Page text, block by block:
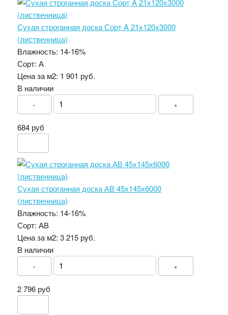
Сухая строганная доска Сорт A 21х120х3000
(лиственница)
Влажность: 14-16%
Сорт: А
Цена за м2: 1 901 руб.
В наличии
- +
684 руб
Сухая строганная доска АВ 45х145х6000
(лиственница)
Влажность: 14-16%
Сорт: АВ
Цена за м2: 3 215 руб.
В наличии
- +
2 796 руб